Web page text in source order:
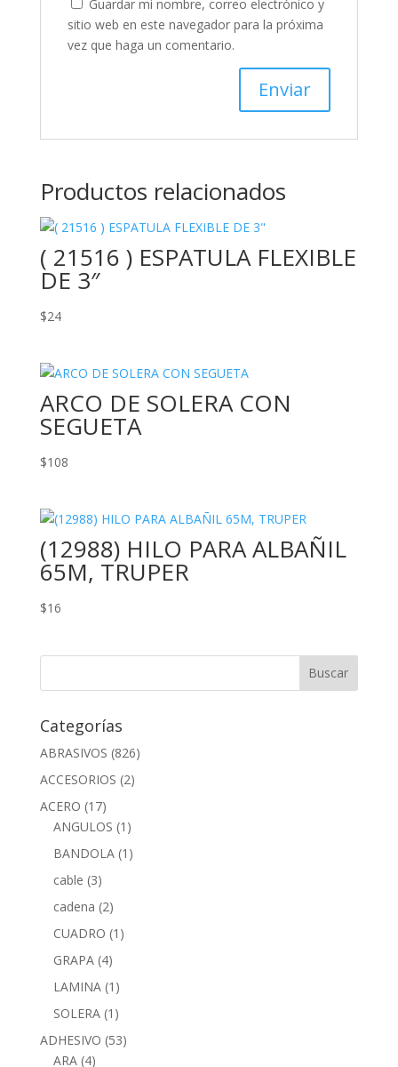
Guardar mi nombre, correo electrónico y
sitio web en este navegador para la próxima
vez que haga un comentario.
Productos relacionados
( 21516 ) ESPATULA FLEXIBLE
DE 3″
$24
ARCO DE SOLERA CON
SEGUETA
$108
(12988) HILO PARA ALBAÑIL
65M, TRUPER
$16
Categorías
ABRASIVOS (826)
ACCESORIOS (2)
ACERO (17)
ANGULOS (1)
BANDOLA (1)
cable (3)
cadena (2)
CUADRO (1)
GRAPA (4)
LAMINA (1)
SOLERA (1)
ADHESIVO (53)
ARA (4)